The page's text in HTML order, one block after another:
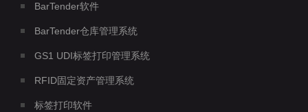
BarTender软件
BarTender仓库管理系统
GS1 UDI标签打印管理系统
RFID固定资产管理系统
标签打印软件